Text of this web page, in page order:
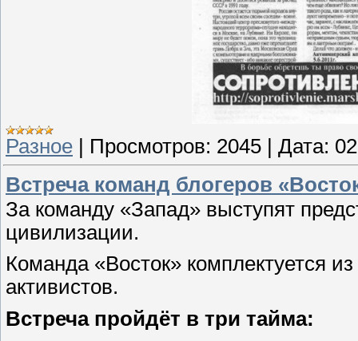
Разное Просмотров: 2045 Дата:
Встреча команд блогеров
За команду «Запад» выступят
цивилизации.
Команда «Восток» комплектуется
активистов.
Встреча пройдёт в три тайма: